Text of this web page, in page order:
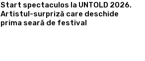
Start spectaculos la UNTOLD 2026.
Artistul-surpriză care deschide
prima seară de festival